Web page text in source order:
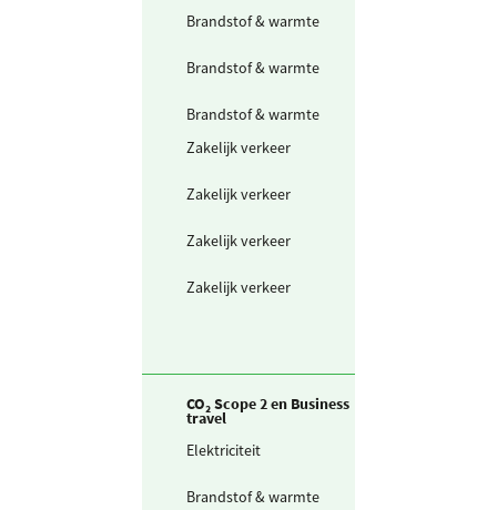
Brandstof & warmte
Brandstof & warmte
Brandstof & warmte
Zakelijk verkeer
Zakelijk verkeer
Zakelijk verkeer
Zakelijk verkeer
CO₂ Scope 2 en Business
travel
Elektriciteit
Brandstof & warmte